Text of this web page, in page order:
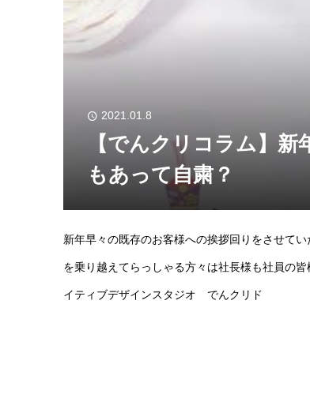
2021.01.8
【でんクリコラム】
もあって自粛？
新年早々の既存のお客様への挨拶回りをさせて
を乗り越えてらっしゃる方々は社長様も社員の
イティブデザインスタジオ でんクリド